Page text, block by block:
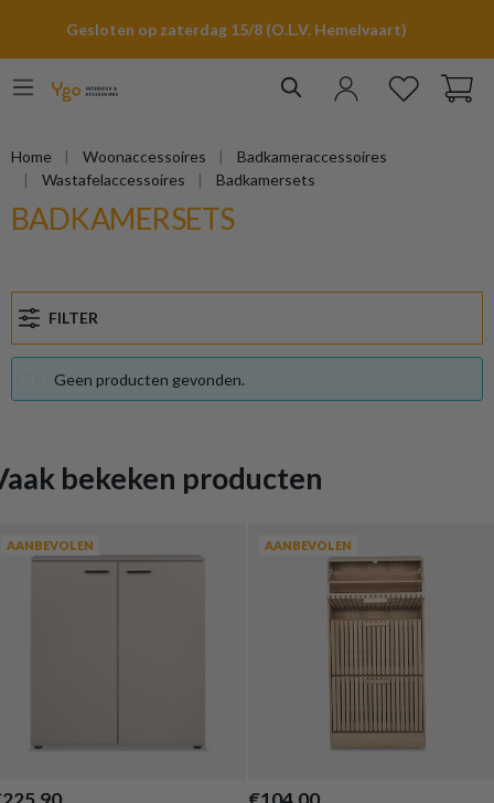
Gesloten op zaterdag 15/8 (O.L.V. Hemelvaart)
Home Woonaccessoires
Badkameraccessoires
Wastafelaccessoires
Badkamersets
BADKAMERSETS
FILTER
Geen producten gevonden.
bekeken producten
AANBEVOLEN AANBEVOLEN